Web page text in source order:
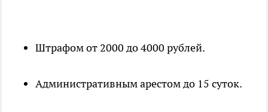
Штрафом от 2000 до 4000 рублей.
Административным арестом до 15 суток.